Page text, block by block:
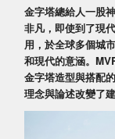
金字塔總給人一股
非凡，即使到了現
用，於全球多個城
和現代的意涵。
金字塔造型與搭配
理念與論述改變了